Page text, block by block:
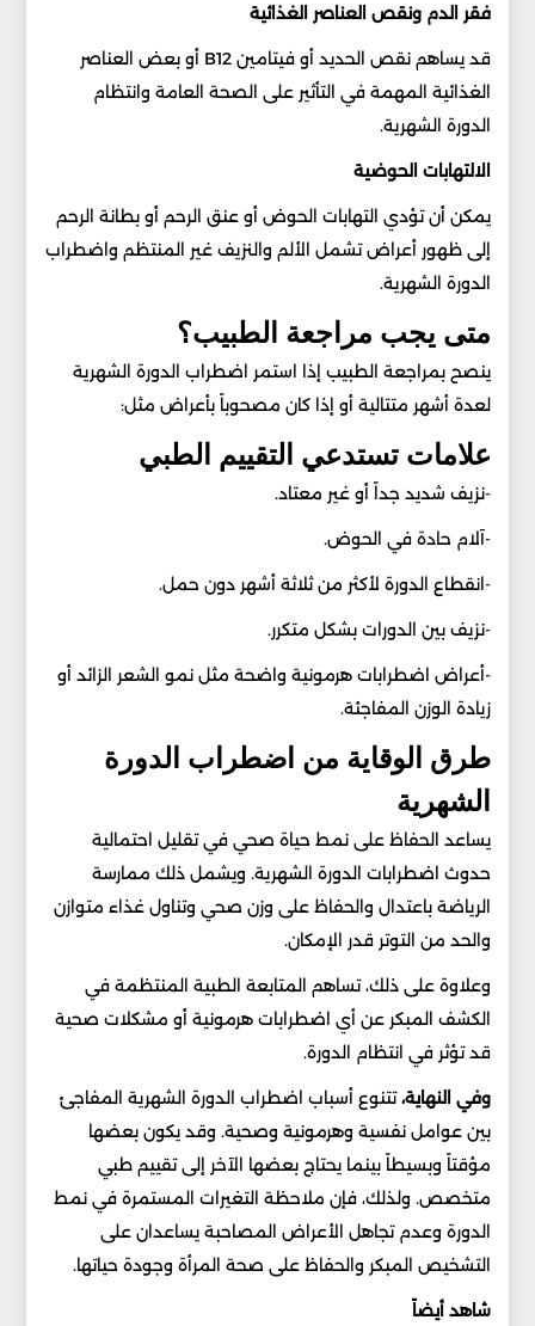
فقر الدم ونقص العناصر الغذائية
قد يساهم نقص الحديد أو فيتامين B12 أو بعض العناصر
الغذائية المهمة في التأثير على الصحة العامة وانتظام
الدورة الشهرية.
الالتهابات الحوضية
يمكن أن تؤدي التهابات الحوض أو عنق الرحم أو بطانة الرحم
إلى ظهور أعراض تشمل الألم والنزيف غير المنتظم واضطراب
الدورة الشهرية.
متى يجب مراجعة الطبيب؟
ينصح بمراجعة الطبيب إذا استمر اضطراب الدورة الشهرية
لعدة أشهر متتالية أو إذا كان مصحوباً بأعراض مثل:
علامات تستدعي التقييم الطبي
-نزيف شديد جداً أو غير معتاد.
-آلام حادة في الحوض.
-انقطاع الدورة لأكثر من ثلاثة أشهر دون حمل.
-نزيف بين الدورات بشكل متكرر.
-أعراض اضطرابات هرمونية واضحة مثل نمو الشعر الزائد أو
زيادة الوزن المفاجئة.
طرق الوقاية من اضطراب الدورة
الشهرية
يساعد الحفاظ على نمط حياة صحي في تقليل احتمالية
حدوث اضطرابات الدورة الشهرية. ويشمل ذلك ممارسة
الرياضة باعتدال والحفاظ على وزن صحي وتناول غذاء متوازن
والحد من التوتر قدر الإمكان.
وعلاوة على ذلك، تساهم المتابعة الطبية المنتظمة في
الكشف المبكر عن أي اضطرابات هرمونية أو مشكلات صحية
قد تؤثر في انتظام الدورة.
وفي النهاية،تتنوع أسباب اضطراب الدورة الشهرية المفاجئ
بين عوامل نفسية وهرمونية وصحية. وقد يكون بعضها
مؤقتاً وبسيطاً بينما يحتاج بعضها الآخر إلى تقييم طبي
متخصص. ولذلك، فإن ملاحظة التغيرات المستمرة في نمط
الدورة وعدم تجاهل الأعراض المصاحبة يساعدان على
التشخيص المبكر والحفاظ على صحة المرأة وجودة حياتها.
شاهد أيضاً